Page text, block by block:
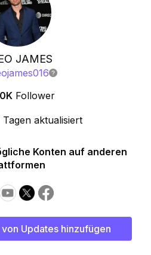
JAMES
Follower
aktualisiert
Konten auf anderen
Updates hinzufügen